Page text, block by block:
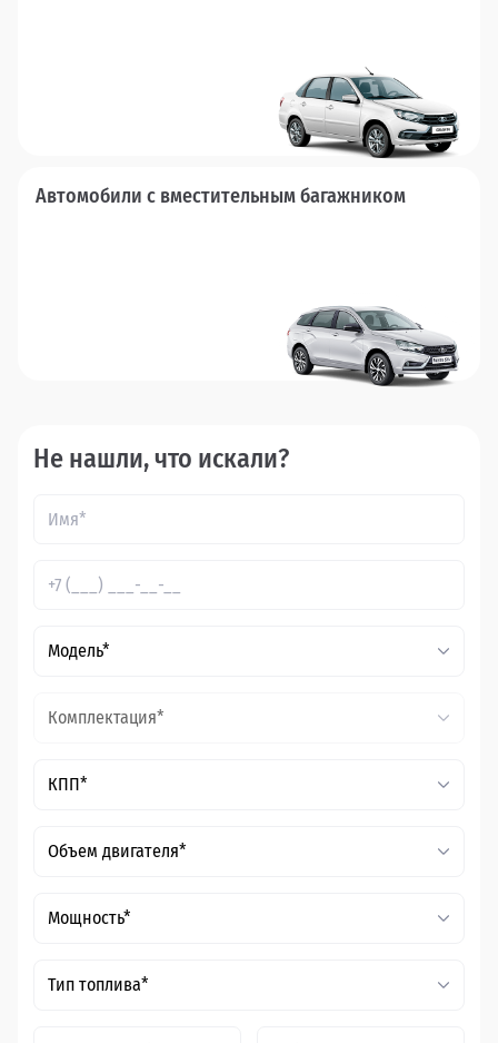
Автомобили с вместительным багажником
Не нашли, что искали?
Модель*
Комплектация*
КПП*
Объем двигателя*
Мощность*
Тип топлива*